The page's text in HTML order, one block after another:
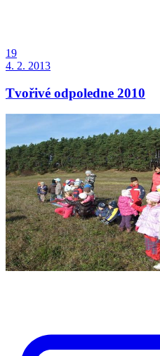
19
4. 2. 2013
Tvořivé odpoledne 2010